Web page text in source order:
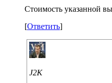
Стоимость указанной
[Ответить]
J2K